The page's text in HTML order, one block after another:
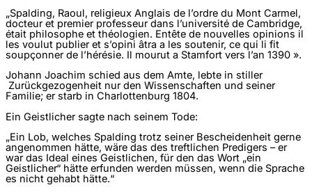
„Spalding, Raoul, religieux Anglais de l’ordre du Mont Carmel,
docteur et premier professeur dans l’université de Cambridge,
était philosophe et théologien. Entête de nouvelles opinions il
les voulut publier et s’opini âtra a les soutenir, ce qui li fit
soupçonner de l’hérésie. Il mourut a Stamfort vers l’an 1390 ».
Johann Joachim schied aus dem Amte, lebte in stiller
Zurückgezogenheit nur den Wissenschaften und seiner
Familie; er starb in Charlottenburg 1804.
Ein Geistlicher sagte nach seinem Tode:
„Ein Lob, welches Spalding trotz seiner Bescheidenheit gerne
angenommen hätte, wäre das des treftlichen Predigers – er
war das Ideal eines Geistlichen, für den das Wort „ein
Geistlicher“ hätte erfunden werden müssen, wenn die Sprache
es nicht gehabt hätte.“